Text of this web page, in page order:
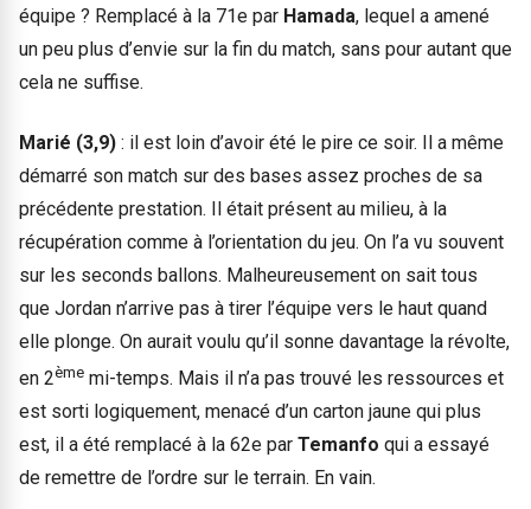
équipe ? Remplacé à la 71e par Hamada, lequel a amené
un peu plus d’envie sur la fin du match, sans pour autant que
cela ne suffise.
Marié (3,9) : il est loin d’avoir été le pire ce soir. Il a même
démarré son match sur des bases assez proches de sa
précédente prestation. Il était présent au milieu, à la
récupération comme à l’orientation du jeu. On l’a vu souvent
sur les seconds ballons. Malheureusement on sait tous
que Jordan n’arrive pas à tirer l’équipe vers le haut quand
elle plonge. On aurait voulu qu’il sonne davantage la révolte,
en 2ème mi-temps. Mais il n’a pas trouvé les ressources et
est sorti logiquement, menacé d’un carton jaune qui plus
est, il a été remplacé à la 62e par Temanfo qui a essayé
de remettre de l’ordre sur le terrain. En vain.